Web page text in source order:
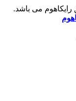
می باشد.